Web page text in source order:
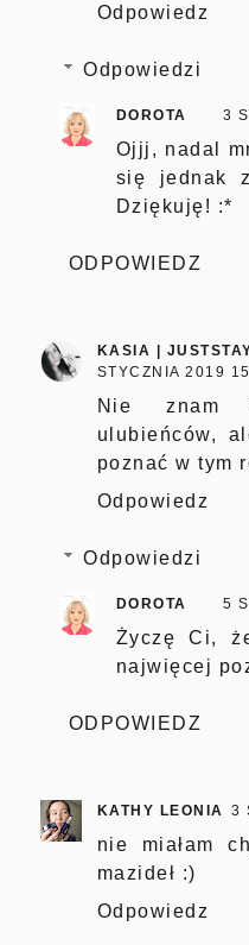
Odpowiedz
Odpowiedzi
DOROTA 3
Ojjj, nadal
się jednak
Dziękuję! :*
ODPOWIEDZ
KASIA |
STYCZNIA 2019
Nie znam
ulubieńców,
poznać w tym
Odpowiedz
Odpowiedzi
DOROTA 5
Życzę Ci,
najwięcej
ODPOWIEDZ
KATHY LEONIA 3
nie miałam
mazideł :)
Odpowiedz